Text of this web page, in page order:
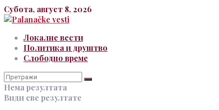
Субота, август 8, 2026
Локалне вести
Политика и друштво
Слободно време
Нема резултата
Види све резултате